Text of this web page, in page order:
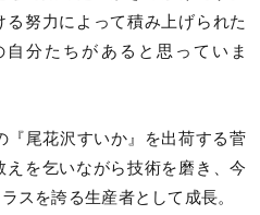
努力によって積み上げられた
分たちがあると思っていま
『尾花沢すいか』を出荷する菅
を乞いながら技術を磨き、今
スを誇る生産者として成長。